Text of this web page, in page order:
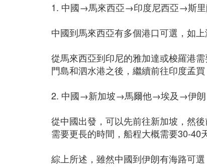
1. 中國→馬來西亞→印度尼西亞→斯
中國到馬來西亞有多個港口可選，如
從馬來西亞到印尼的雅加達或梭羅港
門島和泗水港之後，繼續前往印度孟
2. 中國→新加坡→馬爾他→埃及→伊朗
從中國出發，可以先前往新加坡，然
需要更長的時間，船程大概需要30-40
綜上所述，雖然中國到伊朗有海路可